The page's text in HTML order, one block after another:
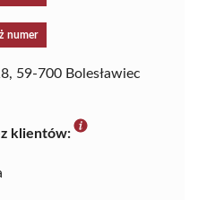
numer
59-700 Bolesławiec
klientów: